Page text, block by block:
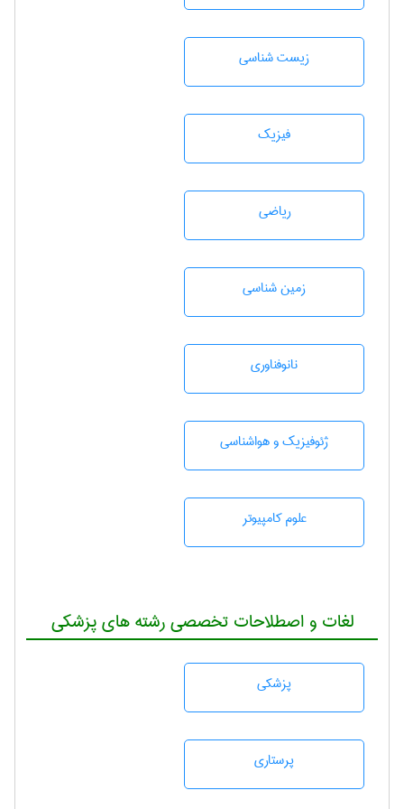
زيست شناسی
فیزیک
رياضی
زمين شناسی
نانوفناوری
ژئوفيزيك و هواشناسی
علوم کامپیوتر
لغات و اصطلاحات تخصصی رشته های پزشکی
پزشكی
پرستاری